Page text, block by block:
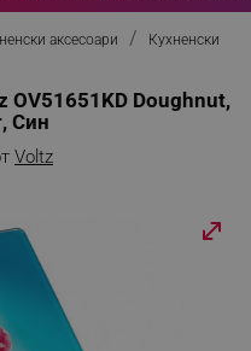
аксесоари
Кухненски
OV51651KD Doughnut,
Син
Voltz